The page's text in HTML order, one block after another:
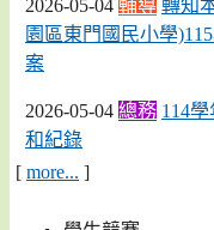
2026-05-04 輔導 轉知
園區東門國民小學
案
2026-05-04 總務 114
和紀錄
[ more... ]